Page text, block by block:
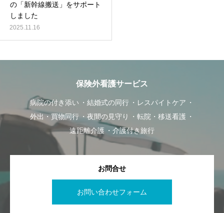
の「新幹線搬送」をサポート
しました
2025.11.16
保険外看護サービス
病院の付き添い 結婚式の同行
レスパイトケア
外出・買物同行
夜間の見守り
転院・移送看護
遠距離介護
介護付き旅行
お問合せ
お問い合わせフォーム